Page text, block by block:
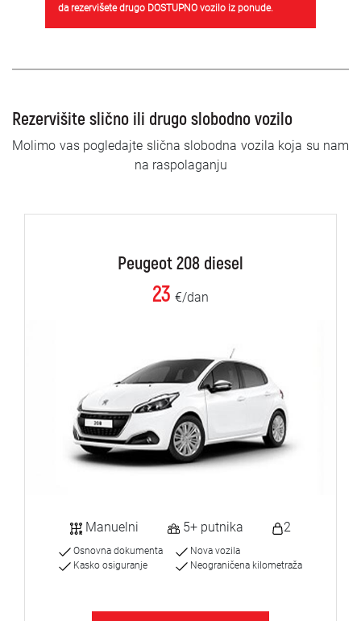
da rezervišete drugo DOSTUPNO vozilo iz ponude.
Rezervišite slično ili drugo slobodno vozilo
Molimo vas pogledajte slična slobodna vozila koja su nam
na raspolaganju
Peugeot 208 diesel
23 €/dan
Manuelni 5+ putnika 2
Osnovna dokumenta
Kasko osiguranje
Nova vozila
Neograničena kilometraža